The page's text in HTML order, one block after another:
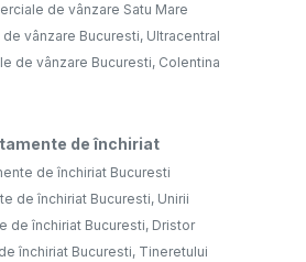
de vânzare Satu Mare
vânzare Bucuresti, Ultracentral
de vânzare Bucuresti, Colentina
de închiriat
de închiriat Bucuresti
de închiriat Bucuresti, Unirii
de închiriat Bucuresti, Dristor
închiriat Bucuresti, Tineretului